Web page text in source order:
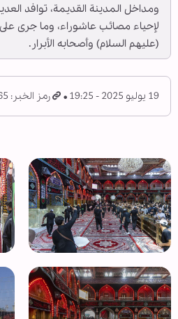
ومداخل المدينة القديمة، توافد
لإحياء مصائب عاشوراء، وما جرى
(عليهم السلام) وأصحابه الأبرار.
19 يوليو 2025 - 19:25 رمز الخبر: 1709465